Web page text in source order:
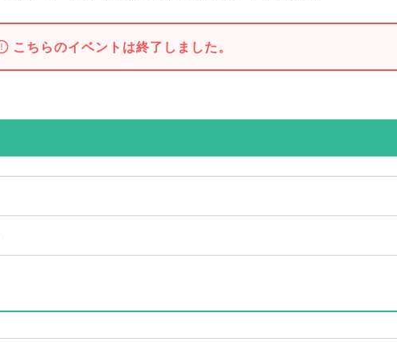
こちらのイベントは終了しました。